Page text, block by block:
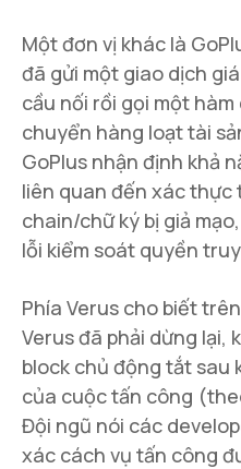
Một đơn vị khác là
đã gửi một giao dịch
cầu nối rồi gọi một
chuyển hàng loạt tài
GoPlus nhận định khả
liên quan đến xác thực
chain/chữ ký bị giả
lỗi kiểm soát quyền
Phía Verus cho biết
Verus đã phải dừng lại,
block chủ động tắt sau
của cuộc tấn công
Đội ngũ nói các
xác cách vụ tấn công